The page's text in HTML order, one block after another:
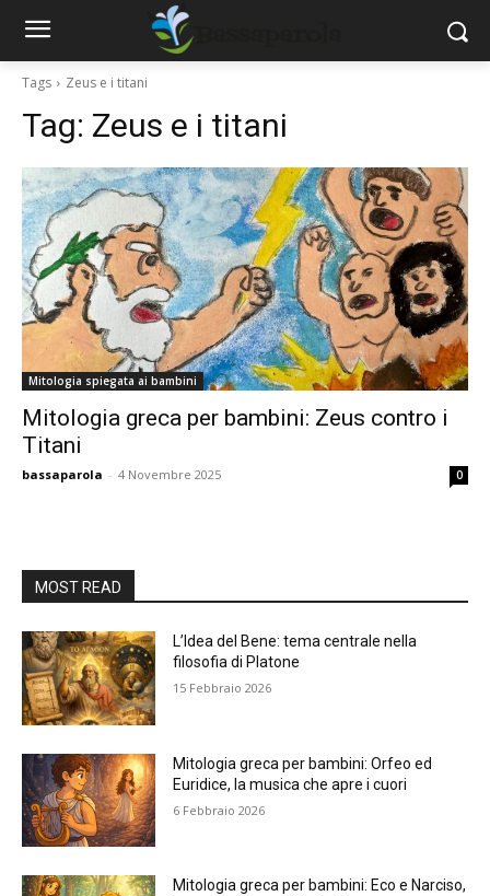
Tags Zeus e i titani
Tag: Zeus e i titani
Mitologia spiegata ai bambini
Mitologia greca per bambini: Zeus contro i
Titani
bassaparola - 4 Novembre 2025 0
MOST READ
L’Idea del Bene: tema centrale nella
filosofia di Platone
15 Febbraio 2026
Mitologia greca per bambini: Orfeo ed
Euridice, la musica che apre i cuori
6 Febbraio 2026
Mitologia greca per bambini: Eco e Narciso,